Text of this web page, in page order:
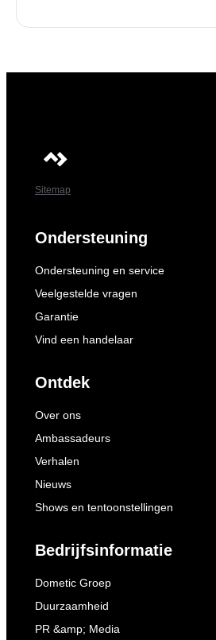
Sitemap
Ondersteuning
Ondersteuning en service
Veelgestelde vragen
Garantie
Vind een handelaar
Ontdek
Over ons
Ambassadeurs
Verhalen
Nieuws
Shows en tentoonstellingen
Bedrijfsinformatie
Dometic Groep
Duurzaamheid
PR &amp; Media